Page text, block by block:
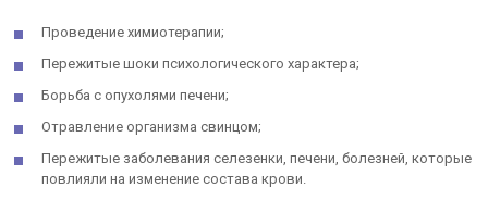
Проведение химиотерапии;
Пережитые шоки психологического характера;
Борьба с опухолями печени;
Отравление организма свинцом;
Пережитые заболевания селезенки, печени, болезней, которые
повлияли на изменение состава крови.